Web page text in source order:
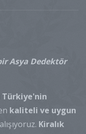
Asya Dedektör
Türkiye'nin
kaliteli ve uygun
Kiralık